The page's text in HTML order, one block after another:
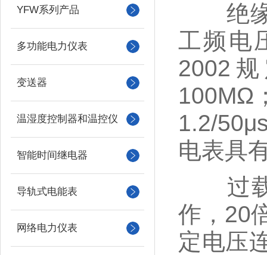
YFW系列产品
多功能电力仪表
变送器
温湿度控制器和温控仪
智能时间继电器
导轨式电能表
网络电力仪表
绝缘
工频电
2002
100MΩ
1.2/
电表具
过载
作，20
定电压